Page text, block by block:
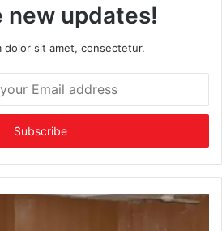
new updates!
dolor sit amet, consectetur.